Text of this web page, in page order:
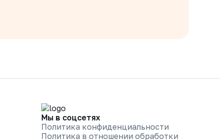
Мы в соцсетях
Политика конфиденциальности
Политика в отношении обработки